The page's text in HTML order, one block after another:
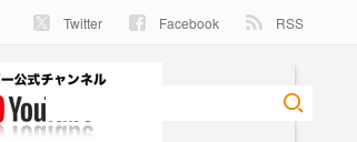
Twitter Facebook RSS